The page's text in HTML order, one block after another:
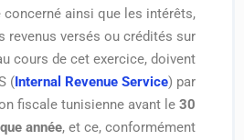
concerné ainsi que les intérêts,
autres revenus versés ou crédités sur
au cours de cet exercice, doivent
à l’IRS ( Internal Revenue Service
fiscale tunisienne avant le
de chaque année, et ce, conformément